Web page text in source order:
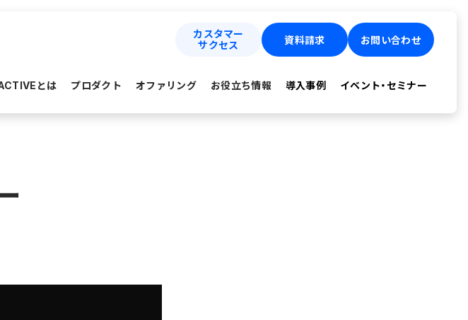
とは プロダクト オファリング お役立ち情報 導入事例 イベント・セミナー
カスタマー
サクセス
資料請求 お問い合わせ